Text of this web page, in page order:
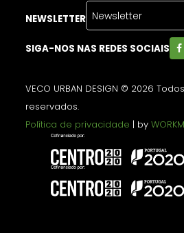
NEWSLETTER
SIGA-NOS NAS REDES SOCIAIS
VECO URBAN DESIGN © 2026
reservados.
Política de privacidade | by